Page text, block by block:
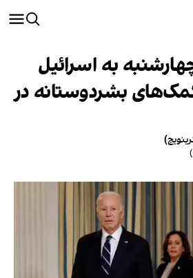
به اسرائیل
بشردوستانه در